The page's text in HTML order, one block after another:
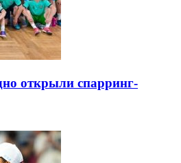
открыли спарринг-